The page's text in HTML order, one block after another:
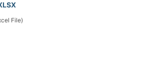
File)